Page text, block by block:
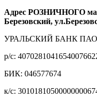
Адрес РОЗНИЧНОГО
Березовский,
УРАЛЬСКИЙ БАНК
р/c:
БИК: 046577674
к/c: